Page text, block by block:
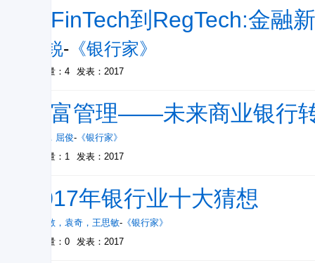
从FinTech到RegTech:金融
张锐- 《银行家》
被引量：4 发表：2017
财富管理——未来商业银行
， 屈俊- 《银行家》
被引量：1
发表：2017
2017年银行业十大猜想
励雅敏 ， 袁奇 ， 王思敏- 《银行家》
被引量：0
发表：2017